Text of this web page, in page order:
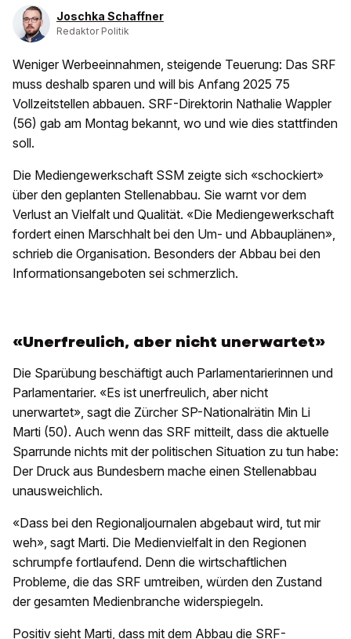
Joschka Schaffner
Redaktor Politik
Weniger Werbeeinnahmen, steigende Teuerung: Das SRF
muss deshalb sparen und will bis Anfang 2025 75
Vollzeitstellen abbauen. SRF-Direktorin Nathalie Wappler
(56) gab am Montag bekannt, wo und wie dies stattfinden
soll.
Die Mediengewerkschaft SSM zeigte sich «schockiert»
über den geplanten Stellenabbau. Sie warnt vor dem
Verlust an Vielfalt und Qualität. «Die Mediengewerkschaft
fordert einen Marschhalt bei den Um- und Abbauplänen»,
schrieb die Organisation. Besonders der Abbau bei den
Informationsangeboten sei schmerzlich.
«Unerfreulich, aber nicht unerwartet»
Die Sparübung beschäftigt auch Parlamentarierinnen und
Parlamentarier. «Es ist unerfreulich, aber nicht
unerwartet», sagt die Zürcher SP-Nationalrätin Min Li
Marti (50). Auch wenn das SRF mitteilt, dass die aktuelle
Sparrunde nichts mit der politischen Situation zu tun habe:
Der Druck aus Bundesbern mache einen Stellenabbau
unausweichlich.
«Dass bei den Regionaljournalen abgebaut wird, tut mir
weh», sagt Marti. Die Medienvielfalt in den Regionen
schrumpfe fortlaufend. Denn die wirtschaftlichen
Probleme, die das SRF umtreiben, würden den Zustand
der gesamten Medienbranche widerspiegeln.
Positiv sieht Marti, dass mit dem Abbau die SRF-